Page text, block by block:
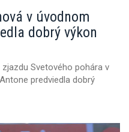
v úvodnom
dobrý výkon
Svetového pohára v
predviedla dobrý